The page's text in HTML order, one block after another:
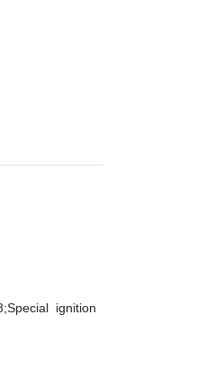
ignition